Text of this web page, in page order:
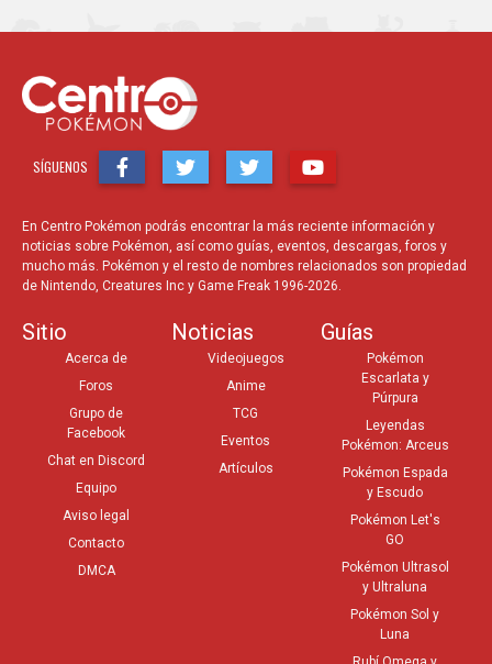
SÍGUENOS
En Centro Pokémon podrás encontrar la más reciente información y
noticias sobre Pokémon, así como guías, eventos, descargas, foros y
mucho más. Pokémon y el resto de nombres relacionados son propiedad
de Nintendo, Creatures Inc y Game Freak 1996-2026.
Sitio
Acerca de
Foros
Grupo de
Facebook
Chat en Discord
Equipo
Aviso legal
Contacto
DMCA
Noticias
Videojuegos
Anime
TCG
Eventos
Artículos
Guías
Pokémon
Escarlata y
Púrpura
Leyendas
Pokémon: Arceus
Pokémon Espada
y Escudo
Pokémon Let's
GO
Pokémon Ultrasol
y Ultraluna
Pokémon Sol y
Luna